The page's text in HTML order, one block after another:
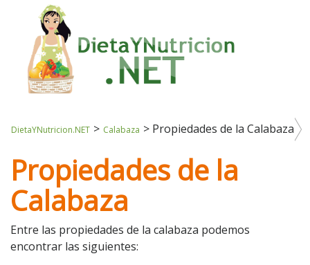
DietaYNutricion.NET > Calabaza > Propiedades de la Calabaza
Propiedades de la
Calabaza
Entre las propiedades de la calabaza podemos
encontrar las siguientes: